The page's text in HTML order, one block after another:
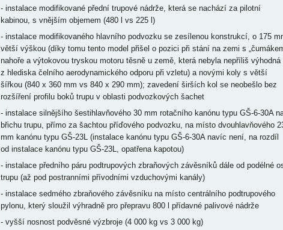
- instalace modifikované přední trupové nádrže, která se nachází za pilotní
kabinou, s vnějším objemem (480 l vs 225 l)
- instalace modifikovaného hlavního podvozku se zesílenou konstrukcí, o 175
větší výškou (díky tomu tento model přišel o pozici při stání na zemi s
nahoře a výtokovou tryskou motoru těsně u země, která nebyla nepříliš výhodná
z hlediska čelního aerodynamického odporu při vzletu) a novými koly s větší
šířkou (840 x 360 mm vs 840 x 290 mm); zavedení širších kol se neobešlo bez
rozšíření profilu boků trupu v oblasti podvozkových šachet
- instalace silnějšího šestihlavňového 30 mm rotačního kanónu typu GŠ-6-30A
břichu trupu, přímo za šachtou příďového podvozku, na místo dvouhlavňového
mm kanónu typu GŠ-23L (instalace kanónu typu GŠ-6-30A navíc není, na rozdíl
od instalace kanónu typu GŠ-23L, opatřena kapotou)
- instalace předního páru podtrupových zbraňových závěsníků dále od podélné
trupu (až pod postranními přívodními vzduchovými kanály)
- instalace sedmého zbraňového závěsníku na místo centrálního podtrupového
pylonu, který sloužil výhradně pro přepravu 800 l přídavné palivové nádrže
- vyšší nosnost podvěsné výzbroje (4 000 kg vs 3 000 kg)